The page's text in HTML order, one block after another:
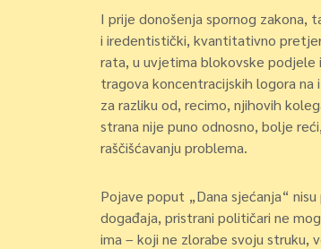
I prije donošenja spornog zakona,
i iredentistički, kvantitativno
rata, u uvjetima blokovske
tragova koncentracijskih logora na
za razliku od, recimo, njihovih
strana nije puno odnosno, bolje
raščišćavanju problema.
Pojave poput „Dana sjećanja“
događaja, pristrani političari ne
ima – koji ne zlorabe svoju struku,